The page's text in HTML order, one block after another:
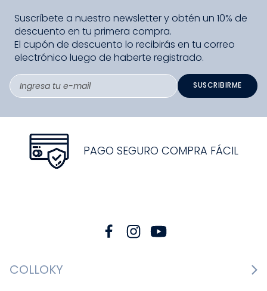
Suscríbete a nuestro newsletter y obtén un 10% de
descuento en tu primera compra.
El cupón de descuento lo recibirás en tu correo
electrónico luego de haberte registrado.
SUSCRIBIRME
PAGO SEGURO COMPRA FÁCIL
COLLOKY